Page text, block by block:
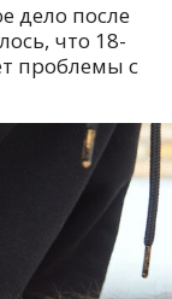
дело после
что 18-
проблемы с